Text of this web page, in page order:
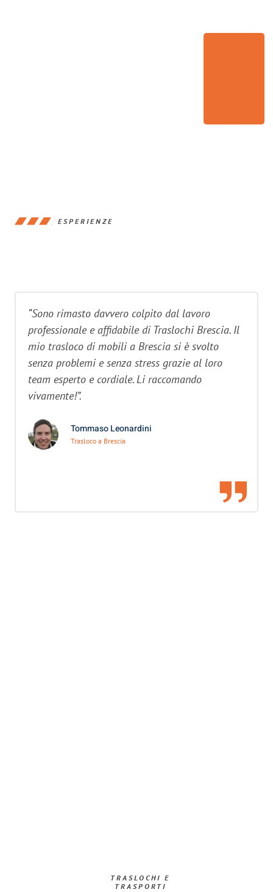
ESPERIENZE
“Sono rimasto davvero colpito dal lavoro
professionale e affidabile di Traslochi Brescia. Il
mio trasloco di mobili a Brescia si è svolto
senza problemi e senza stress grazie al loro
team esperto e cordiale. Li raccomando
vivamente!”.
Tommaso Leonardini
Trasloco a Brescia
TRASLOCHI E
TRASPORTI​